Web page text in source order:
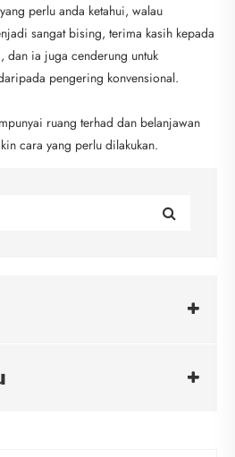
perlu anda ketahui, walau
sangat bising, terima kasih kepada
dan ia juga cenderung untuk
pengering konvensional.
ruang terhad dan belanjawan
cara yang perlu dilakukan.